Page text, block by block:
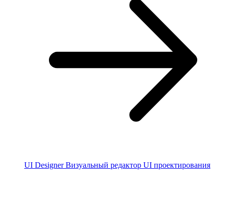
UI Designer Визуальный редактор UI проектирования